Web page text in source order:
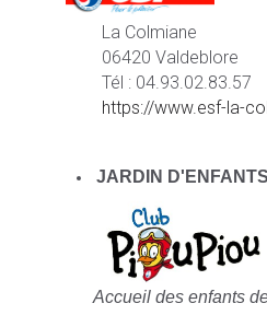
La Colmiane
06420 Valdeblore
Tél : 04.93.02.83.57
https://www.esf-la-
JARDIN
Accueil des enfants